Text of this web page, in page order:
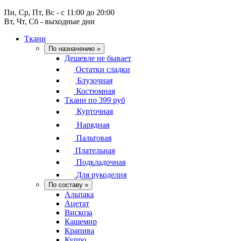
Пн, Ср, Пт, Вс - с 11:00 до 20:00
Вт, Чт, Сб - выходные дни
Ткани
По назначению »
Дешевле не бывает
Остатки сладки
Блузочная
Костюмная
Ткани по 399 руб
Курточная
Нарядная
Пальтовая
Плательная
Подкладочная
Для рукоделия
По составу »
Альпака
Ацетат
Вискоза
Кашемир
Крапива